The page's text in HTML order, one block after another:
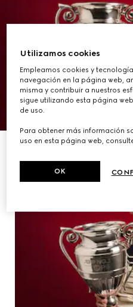
Utilizamos cookies
Empleamos cookies y
navegación en la página web,
misma y contribuir a nuestros
sigue utilizando esta página
de uso.
Para obtener más información
uso en esta página web,
OK